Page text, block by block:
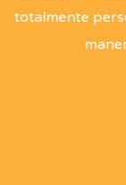
totalmente